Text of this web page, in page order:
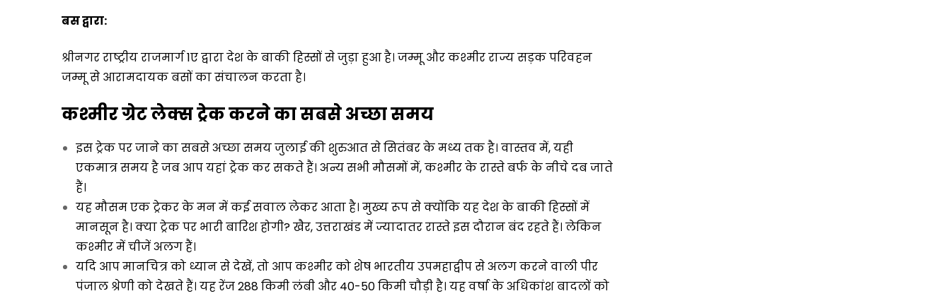
बस द्वारा:
श्रीनगर राष्ट्रीय राजमार्ग 1ए द्वारा देश के बाकी हिस्सों से जुड़ा हुआ है। जम्मू और कश्मीर राज्य सड़क परिवहन
जम्मू से आरामदायक बसों का संचालन करता है।
कश्मीर ग्रेट लेक्स ट्रेक करने का सबसे अच्छा समय
इस ट्रेक पर जाने का सबसे अच्छा समय जुलाई की शुरुआत से सितंबर के मध्य तक है। वास्तव में, यही
एकमात्र समय है जब आप यहां ट्रेक कर सकते हैं। अन्य सभी मौसमों में, कश्मीर के रास्ते बर्फ के नीचे दब जाते
हैं।
यह मौसम एक ट्रेकर के मन में कई सवाल लेकर आता है। मुख्य रूप से क्योंकि यह देश के बाकी हिस्सों में
मानसून है। क्या ट्रेक पर भारी बारिश होगी? खैर, उत्तराखंड में ज्यादातर रास्ते इस दौरान बंद रहते हैं। लेकिन
कश्मीर में चीजें अलग हैं।
यदि आप मानचित्र को ध्यान से देखें, तो आप कश्मीर को शेष भारतीय उपमहाद्वीप से अलग करने वाली पीर
पंजाल श्रेणी को देखते हैं। यह रेंज 288 किमी लंबी और 40-50 किमी चौड़ी है। यह वर्षा के अधिकांश बादलों को